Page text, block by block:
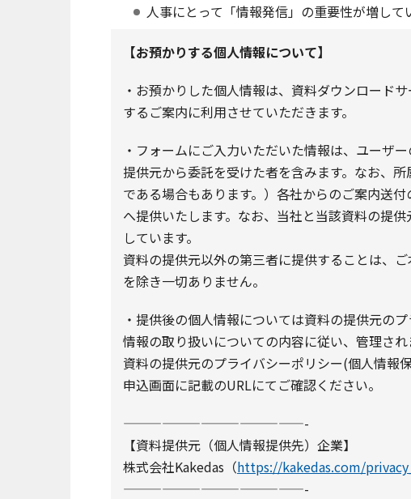
人事にとって「情報発信」の重要性が増して
【お預かりする個人情報について】
・お預かりした個人情報は、資料ダウンロード
するご案内に利用させていただきます。
・フォームにご入力いただいた情報は、ユーザ
提供元から委託を受けた者を含みます。なお、
である場合もあります。）各社からのご案内送
へ提供いたします。なお、当社と当該資料の提
しています。
資料の提供元以外の第三者に提供することは、
を除き一切ありません。
・提供後の個人情報については資料の提供元の
情報の取り扱いについての内容に従い、管理され
資料の提供元のプライバシーポリシー(個人情報
申込画面に記載のURLにてご確認ください。
——————————————-
【資料提供元（個人情報提供先）企業】
株式会社Kakedas（https://kakedas.com/
——————————————-